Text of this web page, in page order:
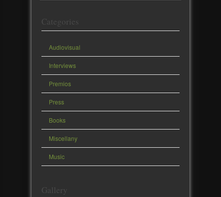
Categories
Audiovisual
Interviews
Premios
Press
Books
Miscellany
Music
Gallery